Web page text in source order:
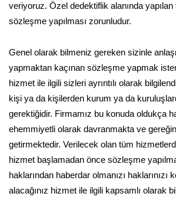
veriyoruz. Özel dedektiflik alanında
sözleşme yapılması zorunludur.
Genel olarak bilmeniz gereken sizinle
yapmaktan kaçınan sözleşme yapmak
hizmet ile ilgili sizleri ayrıntılı olarak
kişi ya da kişilerden kurum ya da
gerektiğidir. Firmamız bu konuda oldukça
ehemmiyetli olarak davranmakta ve
getirmektedir. Verilecek olan tüm
hizmet başlamadan önce sözleşme
haklarından haberdar olmanızı haklarınızı
alacağınız hizmet ile ilgili kapsamlı olarak